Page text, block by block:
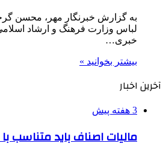
به گزارش خبرنگار مهر، محسن
لباس وزارت فرهنگ و ارشاد
خبری…
بیشتر بخوانید »
آخرین اخبار
3 هفته پیش
مالیات اصناف باید متناسب